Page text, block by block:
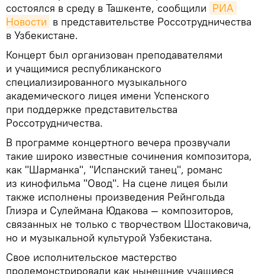
состоялся в среду в Ташкенте, сообщили РИА
Новости в представительстве Россотрудничества
в Узбекистане.
Концерт был организован преподавателями
и учащимися республиканского
специализированного музыкального
академического лицея имени Успенского
при поддержке представительства
Россотрудничества.
В программе концертного вечера прозвучали
такие широко известные сочинения композитора,
как "Шарманка", "Испанский танец", романс
из кинофильма "Овод". На сцене лицея были
также исполнены произведения Рейнгольда
Глиэра и Сулеймана Юдакова — композиторов,
связанных не только с творчеством Шостаковича,
но и музыкальной культурой Узбекистана.
Свое исполнительское мастерство
продемонстрировали как нынешние учащиеся